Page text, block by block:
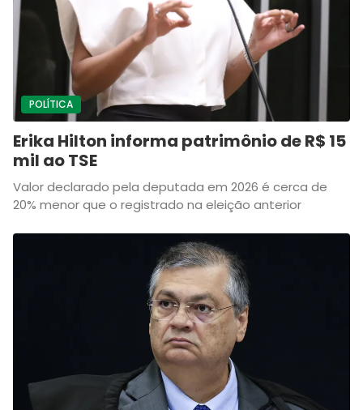
POLÍTICA
Erika Hilton informa patrimônio de R$ 15
mil ao TSE
Valor declarado pela deputada em 2026 é cerca de
20% menor que o registrado na eleição anterior